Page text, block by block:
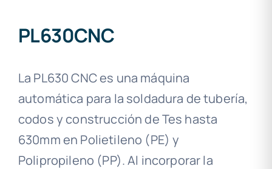
PL630CNC
La PL630 CNC es una máquina
automática para la soldadura de tubería,
codos y construcción de Tes hasta
630mm en Polietileno (PE) y
Polipropileno (PP). Al incorporar la